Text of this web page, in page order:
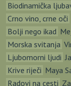
Biodinamička
Crno vino, crne oči
Bolji nego ikad
Morska svitanja
Ljubomorni ljudi
Krive riječi Maya
Radovi na cesti